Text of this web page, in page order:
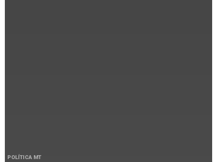
POLÍTICA MT